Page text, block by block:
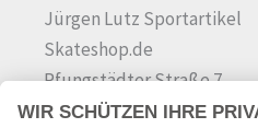
Jürgen Lutz Sportartikel
Skateshop.de
Pfungstädter Straße 7
64342 Seeheim-Jugenheim